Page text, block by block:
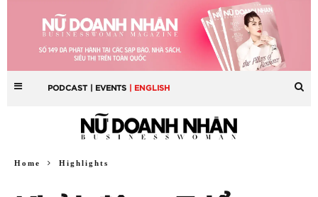
PODCAST | EVENTS | ENGLISH
Home Highlights